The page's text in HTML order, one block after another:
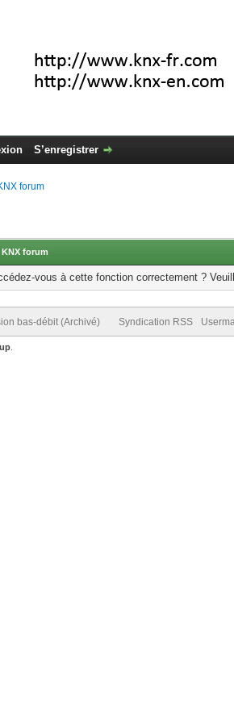
S’enregistrer
forum
forum
vous à cette fonction correctement ?
bas-débit (Archivé) Syndication RSS
.